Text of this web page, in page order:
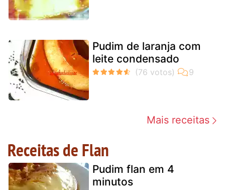
Pudim de laranja com
leite condensado
Mais receitas
Receitas de Flan
Pudim flan em 4
minutos